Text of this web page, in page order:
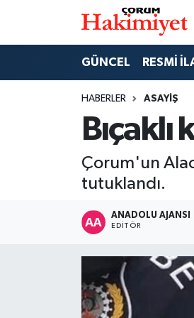
GÜNCEL RESMİ
HABERLER ASAYİŞ
Çorum'un
tutuklandı.
ANADOLU AJANSI
EDITÖR
GÜNCEL
EĞİTİM
Nöbetçi Eczaneler
Çorum Namaz Vakitleri
Trafik Durumu
Tüm Manşetler
Son Dakika Haberleri
Haber Arşivi